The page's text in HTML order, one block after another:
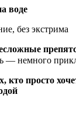
воде
без экстрима
— немного
кто просто